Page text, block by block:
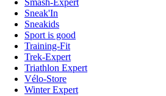
Smash-Expert
Sneak'In
Sneakids
Sport is good
Training-Fit
Trek-Expert
Triathlon Expert
Vélo-Store
Winter Expert